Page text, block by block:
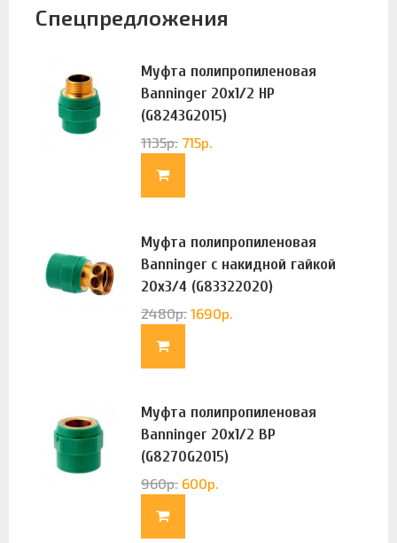
Спецпредложения
Муфта полипропиленовая
Banninger 20х1/2 НР
(G8243G2015)
1135р. 715р.
Муфта полипропиленовая
Banninger с накидной гайкой
20х3/4 (G83322020)
2480р. 1690р.
Муфта полипропиленовая
Banninger 20х1/2 ВР
(G8270G2015)
960р. 600р.